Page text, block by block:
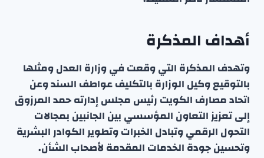
أهداف المذكرة
وتهدف المذكرة التي وقعت في وزارة العدل ومثلها
بالتوقيع وكيل الوزارة بالتكليف عواطف السند وعن
اتحاد مصارف الكويت رئيس مجلس إدارته حمد المرزوق
إلى تعزيز التعاون المؤسسي بين الجانبين بمجالات
التحول الرقمي وتبادل الخبرات وتطوير الكوادر البشرية
وتحسين جودة الخدمات المقدمة لأصحاب الشأن.